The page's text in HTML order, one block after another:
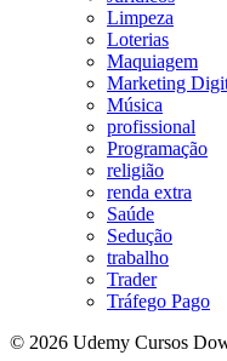
Limpeza
Loterias
Maquiagem
Marketing
Música
profissional
Programação
religião
renda extra
Saúde
Sedução
trabalho
Trader
Tráfego Pago
© 2026 Udemy Cursos